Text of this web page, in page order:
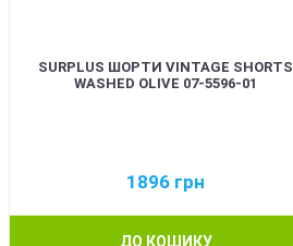
SURPLUS ШОРТИ VINTAGE SHORTS
WASHED OLIVE 07-5596-01
1896 грн
ДО КОШИКУ